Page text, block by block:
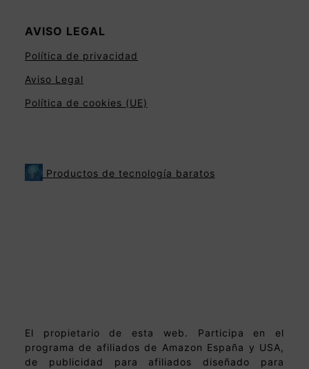
AVISO LEGAL
Política de privacidad
Aviso Legal
Política de cookies (UE)
Productos de tecnología baratos
El propietario de esta web. Participa en el
programa de afiliados de Amazon España y USA,
de publicidad para afiliados diseñado para